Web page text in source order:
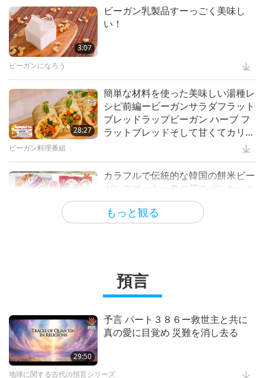
1:24
楽園への架け橋
スプリームマスター チンハイ:デザイン＆芸術
1:34
は最愛のスプリームマスターチンハ
イからのアドバイスを紹介します：
周りのすべてのものの美しさと喜び
を見て
便利なヒント
“The Noble Wilds”: Exploring
Supreme Master Ching Hai’s
(vegan) International Best Seller,
Part 1 of 5
チンハイの詩）
詩
27:30
越する全3回の１回
スプリームマスターチンハイの講義
15:18
預言者ムハンマド(彼に平安あれ)と
愛する動物の民
動物の世界：私達の仲間
・・・各宗教において
13:00
信仰を実践する： 宗教とビーガニ
ズムの関係性についての宗教間 パ
智慧の言葉
45:20
スプリームマスター チンハイの言葉
13:00
Extreme Heatwaves, Part 1 of 2
プラネットアース：愛のわが家
13:15
他者を助けることは自分を助けるこ
キッズワンダーランド
世界ミツバチの日蜜蜂を救うために
2:34
気候変動のせいで 全ての人々又は
誰であれ 殺されたなら 政府のリー
ダーに 罪があると思います
重要なメッセージ
科学と霊性
平常心を保つ：ストレスを解消する
ヘルシーライフ
ビーガンになって高ＩＱクラブに参
加しよう（もう一つの生き方）
もう一つの生き方 寸劇集
パンデミックフリー食へ移行する
前編
16:53
Be Self-Sufficient in Case of
Emergency, Part 1 of 2
ショー
of Trees and Plants, Part 1 of 2
もっと観る
3:07
ビーガン乳製品すーっごく美味し
い！
ビーガンになろう
28:27
簡単な材料を使った美味しい湯種レ
シピ前編ービーガンサラダフラット
ブレッドラップビーガン ハーブ フ
ラットブレッドそして甘くてカリカ
ビーガン料理番組
カラフルで伝統的な韓国の餅米ビー
ガンデザートー春の花のパンケーキ
と ライスボール入りオミジャ茶
スパイスチャイ ラテの作り方をご
紹介します
便利なヒント
A Tip from Beloved Supreme
預言
29:50
予言 パート３８６ー救世主と共に
真の愛に目覚め 災難を消し去る
地球に関する古代の預言シリーズ